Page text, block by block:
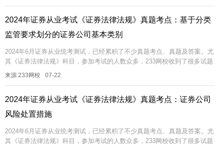
2024年证券从业考试《证券法律法规》真题考点：基于分类
监管要求划分的证券公司基本类别
2024年6月证券从业统考测试，已经累积了不少真题考点、真题及答案。尤
其《证券法律法规》科目，参加考试的人数众多，233网校收到了很多试题
反馈，考过的真题可能再考，即便不考一模一样的，也可能考相同的考...
来源 233网校 07-22
2024年证券从业考试《证券法律法规》真题考点：证券公司
风险处置措施
2024年6月证券从业统考测试，已经累积了不少真题考点、真题及答案。尤
其《证券法律法规》科目，参加考试的人数众多，233网校收到了很多试题